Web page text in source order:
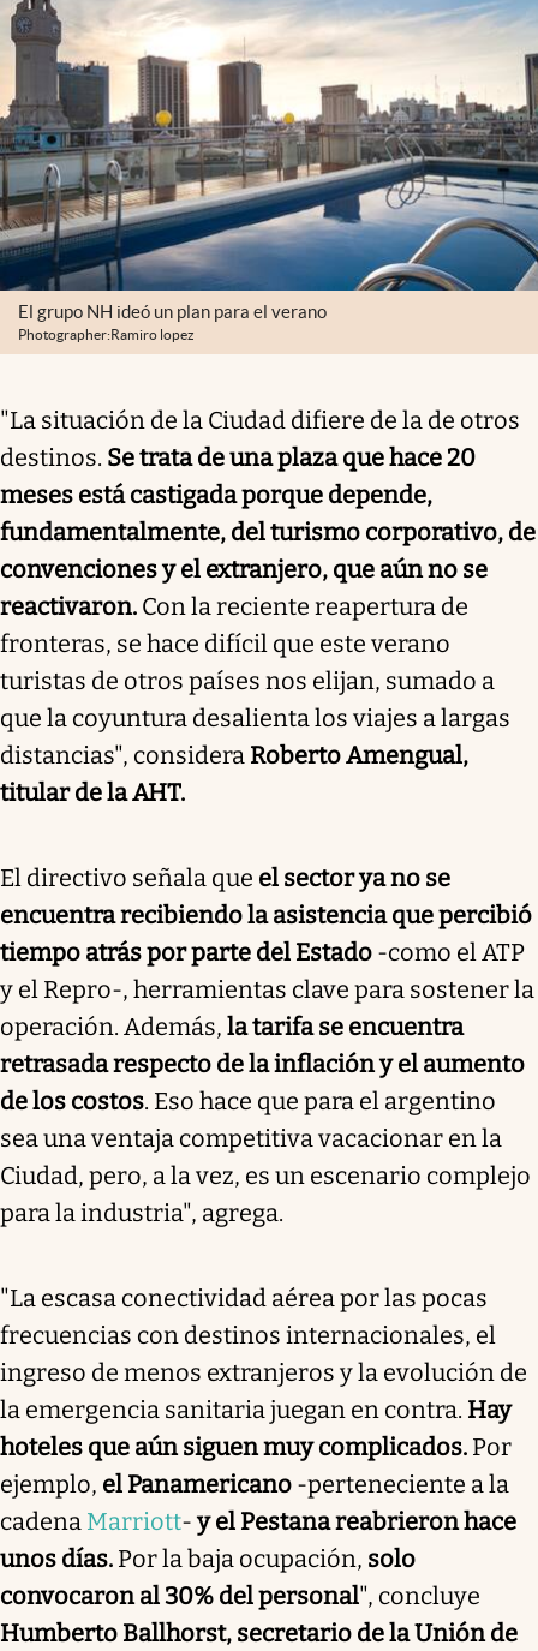
El grupo NH ideó un plan para el verano
Photographer:Ramiro lopez
"La situación de la Ciudad difiere de la de otros
destinos. Se trata de una plaza que hace 20
meses está castigada porque depende,
fundamentalmente, del turismo corporativo, de
convenciones y el extranjero, que aún no se
reactivaron. Con la reciente reapertura de
fronteras, se hace difícil que este verano
turistas de otros países nos elijan, sumado a
que la coyuntura desalienta los viajes a largas
distancias", considera Roberto Amengual,
titular de la AHT.
El directivo señala que el sector ya no se
encuentra recibiendo la asistencia que percibió
tiempo atrás por parte del Estado -como el ATP
y el Repro-, herramientas clave para sostener la
operación. Además, la tarifa se encuentra
retrasada respecto de la inflación y el aumento
de los costos. Eso hace que para el argentino
sea una ventaja competitiva vacacionar en la
Ciudad, pero, a la vez, es un escenario complejo
para la industria", agrega.
"La escasa conectividad aérea por las pocas
frecuencias con destinos internacionales, el
ingreso de menos extranjeros y la evolución de
la emergencia sanitaria juegan en contra. Hay
hoteles que aún siguen muy complicados. Por
ejemplo, el Panamericano -perteneciente a la
cadena Marriott-y el Pestana reabrieron hace
unos días. Por la baja ocupación, solo
convocaron al 30% del personal", concluye
Humberto Ballhorst, secretario de la Unión de